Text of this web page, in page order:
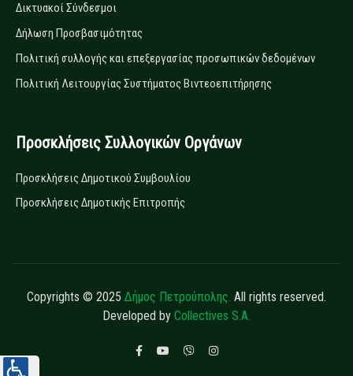
Δικτυακοί Σύνδεσμοι
Δήλωση Προσβασιμότητας
Πολιτική συλλογής και επεξεργασίας προσωπικών δεδομένων
Πολιτική Λειτουργίας Συστήματος Βιντεοεπιτήρησης
Προσκλήσεις Συλλογικών Οργάνων
Προσκλήσεις Δημοτικού Συμβουλίου
Προσκλήσεις Δημοτικής Επιτροπής
Copyrights © 2025 Δήμος Πετρούπολης. All rights reserved.
Developed by Collectives S.A.